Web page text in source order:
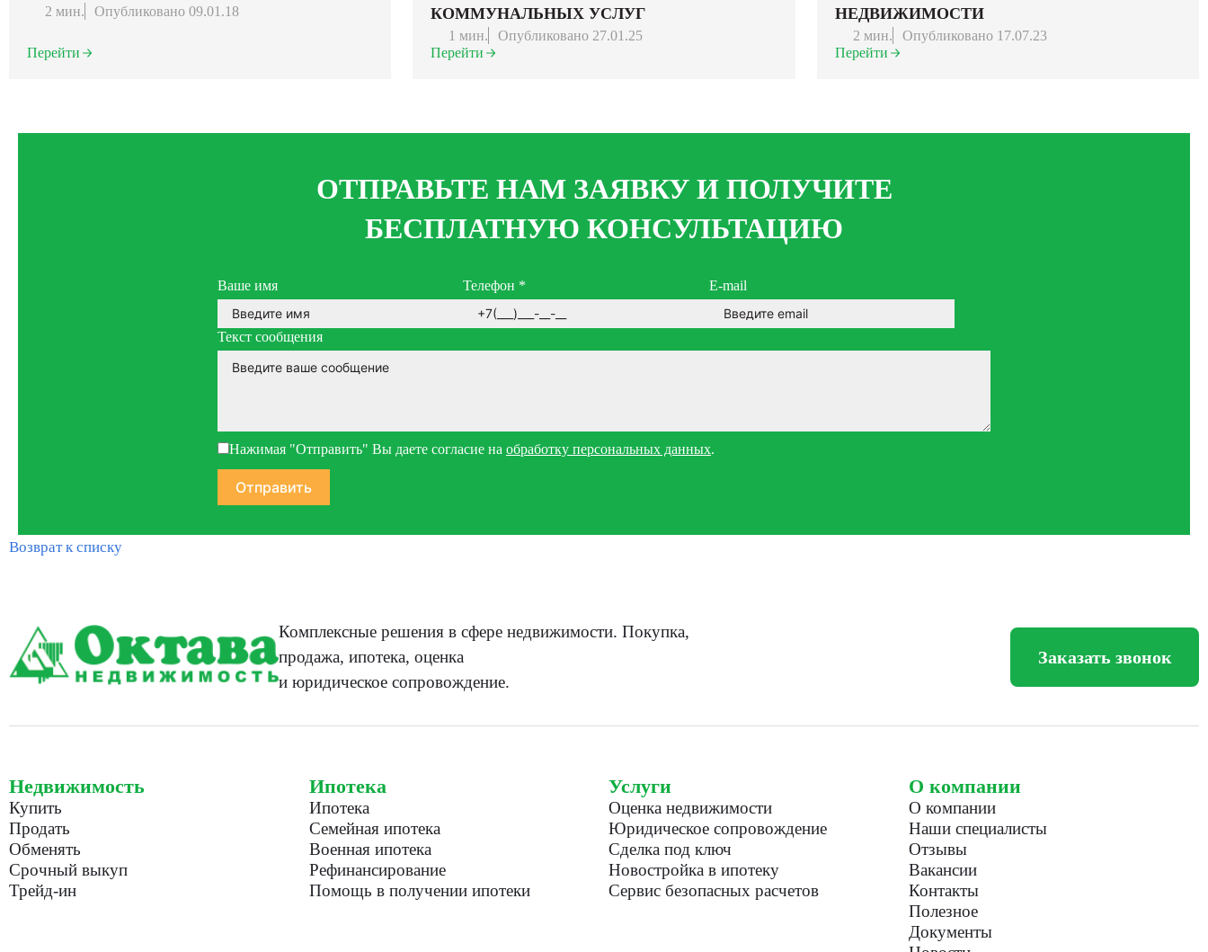
2 мин. Опубликовано 09.01.18
Перейти
КОММУНАЛЬНЫХ УСЛУГ
1 мин.
Опубликовано 27.01.25
Перейти
НЕДВИЖИМОСТИ
2 мин.
Опубликовано 17.07.23
Перейти
ОТПРАВЬТЕ НАМ ЗАЯВКУ И ПОЛУЧИТЕ
БЕСПЛАТНУЮ КОНСУЛЬТАЦИЮ
Ваше имя Телефон * E-mail
Текст сообщения
Нажимая "Отправить" Вы даете согласие на обработку персональных данных.
Возврат к списку
Комплексные решения в сфере недвижимости. Покупка,
продажа, ипотека, оценка
и юридическое сопровождение.
Заказать звонок
Недвижимость
Купить
Продать
Обменять
Срочный выкуп
Трейд-ин
Ипотека
Ипотека
Семейная ипотека
Военная ипотека
Рефинансирование
Помощь в получении ипотеки
Услуги
Оценка недвижимости
Юридическое сопровождение
Сделка под ключ
Новостройка в ипотеку
Сервис безопасных расчетов
О компании
О компании
Наши специалисты
Отзывы
Вакансии
Контакты
Полезное
Документы